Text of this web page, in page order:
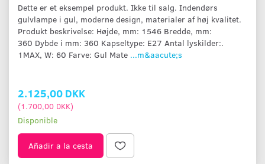
Dette er et eksempel produkt. Ikke til salg. Indendørs
gulvlampe i gul, moderne design, materialer af høj kvalitet.
Produkt beskrivelse: Højde, mm: 1546 Bredde, mm:
360 Dybde i mm: 360 Kapseltype: E27 Antal lyskilder:.
1MAX, W: 60 Farve: Gul Mate ...m&aacute;s
2.125,00 DKK
(1.700,00 DKK)
Disponible
Añadir a la cesta